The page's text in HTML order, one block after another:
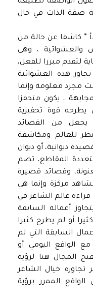
صفة الذات في حال
” كاشفا عن حالة من
والعشوائية ، وهي
لتقدم مبررا للفعل،
هذه العشوائية
مجرد معلومة وإنما
، يكون متحفزا
يطرحه قوة تحفيزية
يجعل من القصائد
للعالم ومكاشفة
ديوانية، أو ديوان
المقاطع، تضم
وقصائد قصيرة
مركزة وإنما هي
عالم الشاعر في
أعماله السابقة
أو لم يطرح كثيرا
السابقة التي لم
الواقع اليومي أو
المجال هنا لرؤية
تجاوزه خيال الشاعر
الممرر برؤية